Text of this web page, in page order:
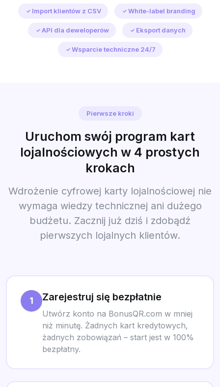
Import klientów z CSV White-label branding
API dla deweloperów Eksport danych
Wsparcie techniczne 24/7
Pierwsze kroki
Uruchom swój program kart
lojalnościowych w 4 prostych
krokach
Wdrożenie cyfrowej karty lojalnościowej nie
wymaga wiedzy technicznej ani dużego
budżetu. Zacznij już dziś i zdobądź
pierwszych lojalnych klientów.
1 Zarejestruj się bezpłatnie
Utwórz konto na BonusQR.com w mniej
niż minutę. Żadnych kart kredytowych,
żadnych zobowiązań – start jest w 100%
bezpłatny.